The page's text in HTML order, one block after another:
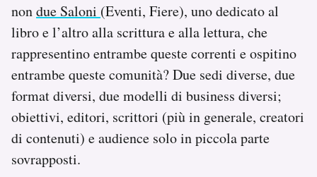
nondue Saloni (Eventi, Fiere), uno dedicato al
libro e l’altro alla scrittura e alla lettura, che
rappresentino entrambe queste correnti e ospitino
entrambe queste comunità? Due sedi diverse, due
format diversi, due modelli di business diversi;
obiettivi, editori, scrittori (più in generale, creatori
di contenuti) e audience solo in piccola parte
sovrapposti.